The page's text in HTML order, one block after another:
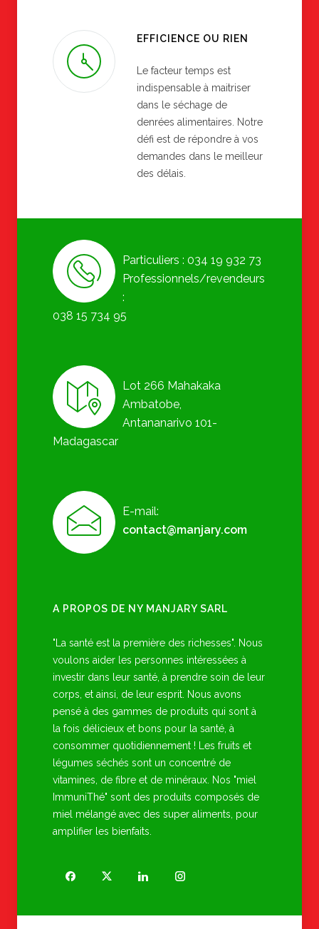
EFFICIENCE OU RIEN
Le facteur temps est
indispensable à maitriser
dans le séchage de
denrées alimentaires. Notre
défi est de répondre à vos
demandes dans le meilleur
des délais.
Particuliers : 034 19 932 73
Professionnels/revendeurs
:
038 15 734 95
Lot 266 Mahakaka
Ambatobe,
Antananarivo 101-
Madagascar
E-mail:
contact@manjary.com
A PROPOS DE NY MANJARY SARL
"La santé est la première des richesses". Nous
voulons aider les personnes intéressées à
investir dans leur santé, à prendre soin de leur
corps, et ainsi, de leur esprit. Nous avons
pensé à des gammes de produits qui sont à
la fois délicieux et bons pour la santé, à
consommer quotidiennement ! Les fruits et
légumes séchés sont un concentré de
vitamines, de fibre et de minéraux. Nos "miel
ImmuniThé" sont des produits composés de
miel mélangé avec des super aliments, pour
amplifier les bienfaits.